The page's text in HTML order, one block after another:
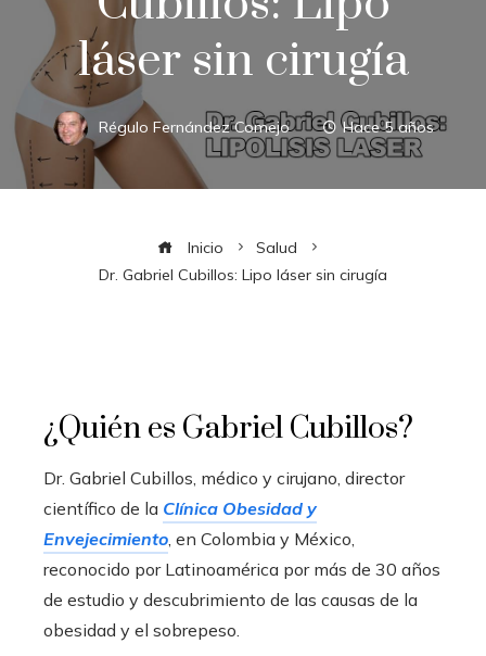
láser sin cirugía
Régulo Fernández Comejo Hace 5 años
Inicio
Salud
Dr. Gabriel Cubillos: Lipo láser sin cirugía
¿Quién es Gabriel Cubillos?
Dr. Gabriel Cubillos, médico y cirujano, director
científico de la Clínica Obesidad y
Envejecimiento, en Colombia y México,
reconocido por Latinoamérica por más de 30 años
de estudio y descubrimiento de las causas de la
obesidad y el sobrepeso.